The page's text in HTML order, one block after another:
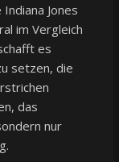
Jones
im Vergleich
es
setzen, die
das
nur